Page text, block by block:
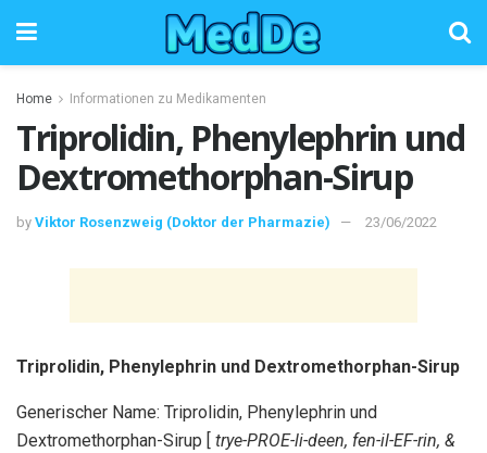
Home Informationen zu Medikamenten
Triprolidin, Phenylephrin und
Dextromethorphan-Sirup
by Viktor Rosenzweig (Doktor der Pharmazie) 23/06/2022
Triprolidin, Phenylephrin und Dextromethorphan-Sirup
Generischer Name: Triprolidin, Phenylephrin und
Dextromethorphan-Sirup [ trye-PROE-li-deen, fen-il-EF-rin, &